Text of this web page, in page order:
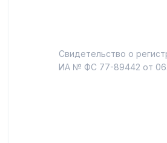
Свидетельство о
ИА № ФС 77-89442 от